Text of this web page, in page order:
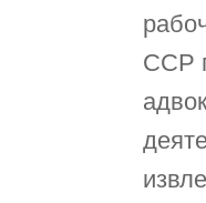
ССР